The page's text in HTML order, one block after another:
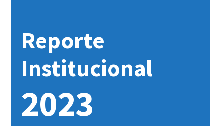
Reporte
Institucional
2023